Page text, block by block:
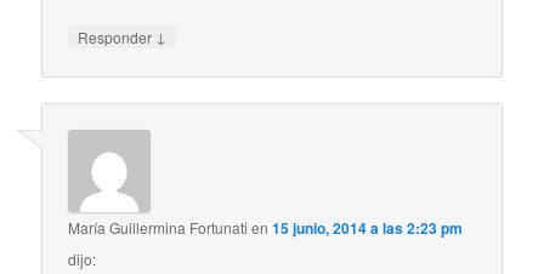
Responder ↓
María Guillermina Fortunati en15 junio, 2014 a las 2:23 pm
dijo: